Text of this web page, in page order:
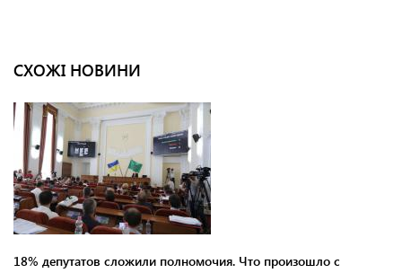
СХОЖІ НОВИНИ
18% депутатов сложили полномочия. Что произошло с